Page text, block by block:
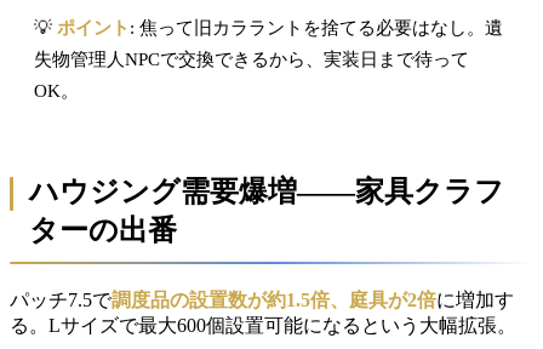
💡 ポイント : 焦って旧カララントを捨てる必要はなし。遺
失物管理人NPCで交換できるから、実装日まで待って
OK。
ハウジング需要爆増――家具クラフ
ターの出番
パッチ7.5で調度品の設置数が約1.5倍、庭具が2倍に増加す
る。Lサイズで最大600個設置可能になるという大幅拡張。